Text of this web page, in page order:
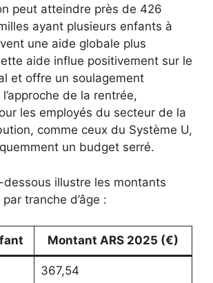
peut atteindre près de 426
ayant plusieurs enfants à
une aide globale plus
aide influe positivement sur le
et offre un soulagement
de la rentrée,
les employés du secteur de la
comme ceux du Système U,
un budget serré.
illustre les montants
tranche d’âge :
Montant ARS 2025 (€)
367,54